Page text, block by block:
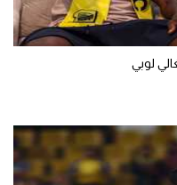
لوبي